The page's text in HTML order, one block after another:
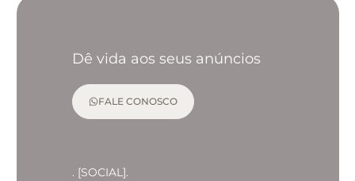
Dê vida aos seus anúncios
FALE CONOSCO
. [SOCIAL].